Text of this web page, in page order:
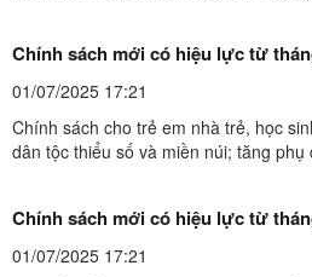
mới có hiệu lực từ tháng 4/2025Quy
Chính sách mới có hiệu lực từ
01/07/2025 17:21
Chính sách cho trẻ em nhà trẻ, học
dân tộc thiểu số và miền núi; tăng
sinh, học viên ở vùng đồng bào ...
Chính sách mới có hiệu lực từ
01/07/2025 17:21